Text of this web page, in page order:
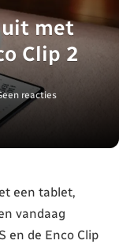
met
Clip 2
reacties
een tablet,
vandaag
en de Enco Clip